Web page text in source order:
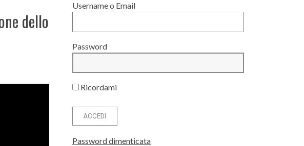
dello
Username o Email
Password
Ricordami
Password dimenticata